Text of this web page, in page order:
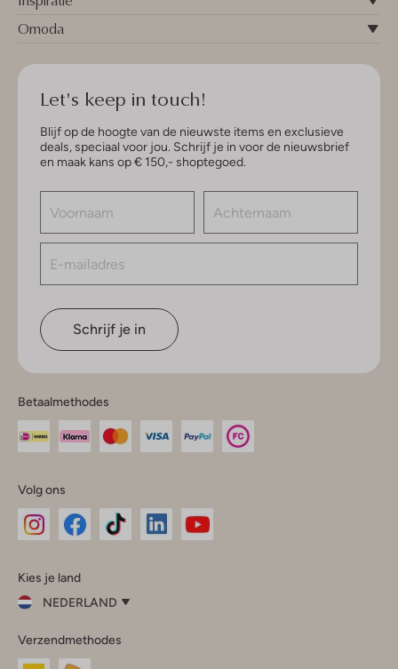
Omoda
Let's keep in touch!
Blijf op de hoogte van de nieuwste items en exclusieve
deals, speciaal voor jou. Schrijf je in voor de nieuwsbrief
en maak kans op € 150,- shoptegoed.
Schrijf je in
Betaalmethodes
Volg ons
InstagramFacebook
Kies je land
NEDERLAND
je
land
Verzendmethodes